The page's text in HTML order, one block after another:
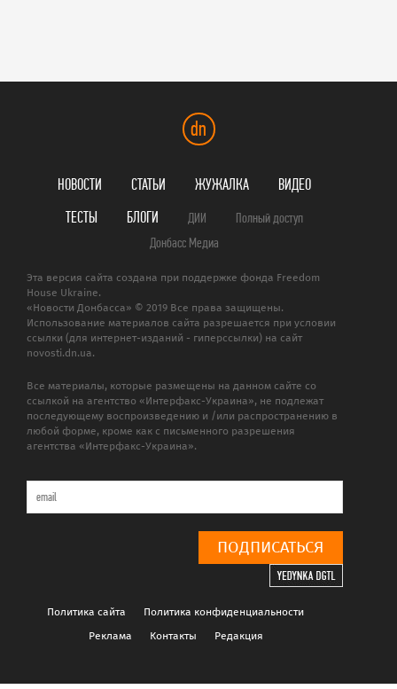
dn
НОВОСТИ СТАТЬИ ЖУЖАЛКА
ВИДЕО
ТЕСТЫ
БЛОГИ ДИИ
Полный доступ
Донбасс Медиа
Эта версия сайта создана при поддержке фонда Freedom
House Ukraine.
«Новости Донбасса» © 2019 Все права защищены.
Использование материалов сайта разрешается при условии
ссылки (для интернет-изданий - гиперссылки) на сайт
novosti.dn.ua.
Все материалы, которые размещены на данном сайте со
ссылкой на агентство «Интерфакс-Украина», не подлежат
последующему воспроизведению и /или распространению в
любой форме, кроме как с письменного разрешения
агентства «Интерфакс-Украина».
ПОДПИСАТЬСЯ
Политика сайта
Политика конфиденциальности
Реклама
Контакты Редакция